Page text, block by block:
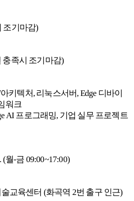
조기마감)
충족시 조기마감)
키텍처, 리눅스서버, Edge 디바이
워크
AI 프로그래밍, 기업 실무 프로젝트
(월-금 09:00~17:00)
교육센터 (화곡역 2번 출구 인근)